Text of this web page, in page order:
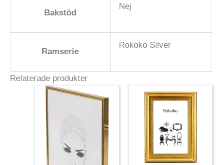
Bakstöd
Nej
Ramserie
Rokoko Silver
Relaterade produkter